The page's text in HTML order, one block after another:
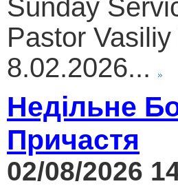
Sunday
Pastor
8.02.2026...
Недільне
Причастя
02/08/2026